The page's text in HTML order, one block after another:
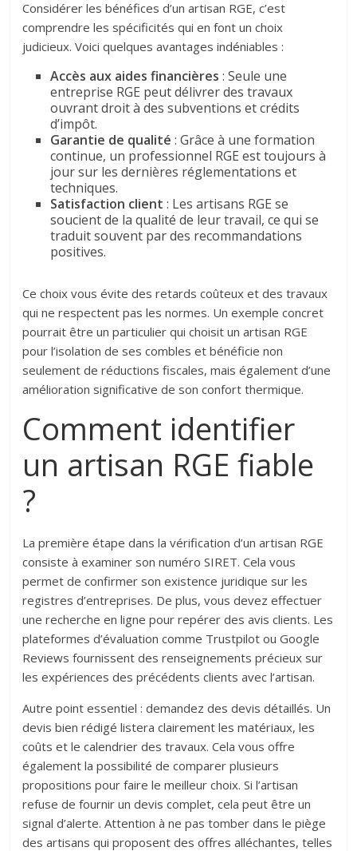
Considérer les bénéfices d’un artisan RGE, c’est
comprendre les spécificités qui en font un choix
judicieux. Voici quelques avantages indéniables :
Accès aux aides financières : Seule une
entreprise RGE peut délivrer des travaux
ouvrant droit à des subventions et crédits
d’impôt.
Garantie de qualité : Grâce à une formation
continue, un professionnel RGE est toujours à
jour sur les dernières réglementations et
techniques.
Satisfaction client : Les artisans RGE se
soucient de la qualité de leur travail, ce qui se
traduit souvent par des recommandations
positives.
Ce choix vous évite des retards coûteux et des travaux
qui ne respectent pas les normes. Un exemple concret
pourrait être un particulier qui choisit un artisan RGE
pour l’isolation de ses combles et bénéficie non
seulement de réductions fiscales, mais également d’une
amélioration significative de son confort thermique.
Comment identifier
un artisan RGE fiable
?
La première étape dans la vérification d’un artisan RGE
consiste à examiner son numéro SIRET. Cela vous
permet de confirmer son existence juridique sur les
registres d’entreprises. De plus, vous devez effectuer
une recherche en ligne pour repérer des avis clients. Les
plateformes d’évaluation comme Trustpilot ou Google
Reviews fournissent des renseignements précieux sur
les expériences des précédents clients avec l’artisan.
Autre point essentiel : demandez des devis détaillés. Un
devis bien rédigé listera clairement les matériaux, les
coûts et le calendrier des travaux. Cela vous offre
également la possibilité de comparer plusieurs
propositions pour faire le meilleur choix. Si l’artisan
refuse de fournir un devis complet, cela peut être un
signal d’alerte. Attention à ne pas tomber dans le piège
des artisans qui proposent des offres alléchantes, telles